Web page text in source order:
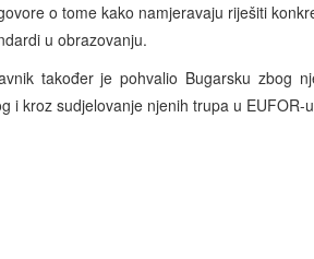
o tome kako namjeravaju riješiti
u obrazovanju.
također je pohvalio Bugarsku zbog
i kroz sudjelovanje njenih trupa u EUFOR-